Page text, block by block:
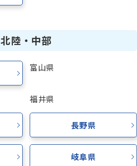
北陸・中部
富山県
福井県
長野県
岐阜県